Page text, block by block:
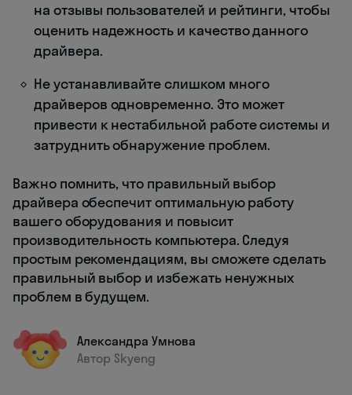
на отзывы пользователей и рейтинги, чтобы
оценить надежность и качество данного
драйвера.
Не устанавливайте слишком много
драйверов одновременно. Это может
привести к нестабильной работе системы и
затруднить обнаружение проблем.
Важно помнить, что правильный выбор
драйвера обеспечит оптимальную работу
вашего оборудования и повысит
производительность компьютера. Следуя
простым рекомендациям, вы сможете сделать
правильный выбор и избежать ненужных
проблем в будущем.
Александра Умнова
Автор Skyeng